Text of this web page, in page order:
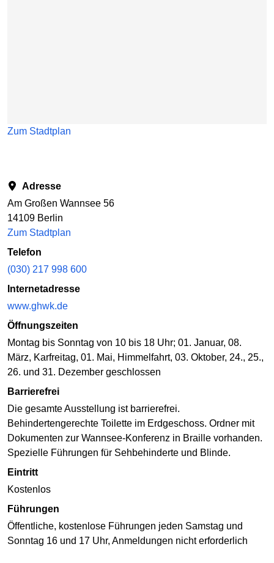
Zum Stadtplan
Adresse
Am Großen Wannsee 56
14109 Berlin
Zum Stadtplan
Telefon
(030) 217 998 600
Internetadresse
www.ghwk.de
Öffnungszeiten
Montag bis Sonntag von 10 bis 18 Uhr; 01. Januar, 08.
März, Karfreitag, 01. Mai, Himmelfahrt, 03. Oktober, 24., 25.,
26. und 31. Dezember geschlossen
Barrierefrei
Die gesamte Ausstellung ist barrierefrei.
Behindertengerechte Toilette im Erdgeschoss. Ordner mit
Dokumenten zur Wannsee-Konferenz in Braille vorhanden.
Spezielle Führungen für Sehbehinderte und Blinde.
Eintritt
Kostenlos
Führungen
Öffentliche, kostenlose Führungen jeden Samstag und
Sonntag 16 und 17 Uhr, Anmeldungen nicht erforderlich